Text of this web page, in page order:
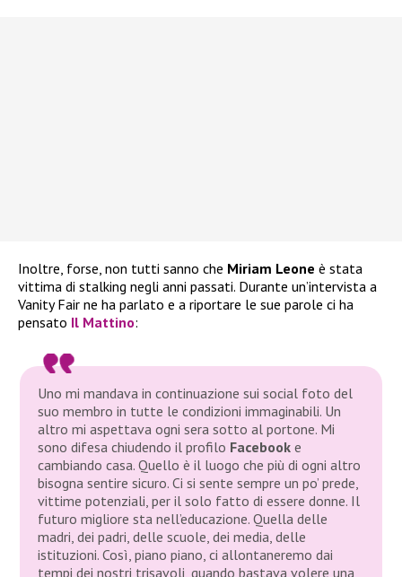
Inoltre, forse, non tutti sanno che Miriam Leone è stata
vittima di stalking negli anni passati. Durante un’intervista a
Vanity Fair ne ha parlato e a riportare le sue parole ci ha
pensato Il Mattino:
Uno mi mandava in continuazione sui social foto del
suo membro in tutte le condizioni immaginabili. Un
altro mi aspettava ogni sera sotto al portone. Mi
sono difesa chiudendo il profilo Facebook e
cambiando casa. Quello è il luogo che più di ogni altro
bisogna sentire sicuro. Ci si sente sempre un po’ prede,
vittime potenziali, per il solo fatto di essere donne. Il
futuro migliore sta nell’educazione. Quella delle
madri, dei padri, delle scuole, dei media, delle
istituzioni. Così, piano piano, ci allontaneremo dai
tempi dei nostri trisavoli, quando bastava volere una